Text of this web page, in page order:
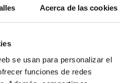
Acerca de las cookies
se usan para personalizar el
funciones de redes